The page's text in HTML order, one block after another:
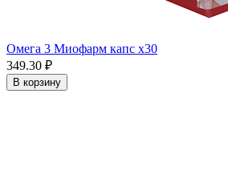
Омега 3 Миофарм капс x30
349.30 ₽
В корзину